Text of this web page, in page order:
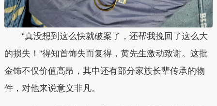
“真没想到这么快就破案了，还帮我挽回了这么大
的损失！”得知首饰失而复得，黄先生激动致谢。这批
金饰不仅价值高昂，其中还有部分家族长辈传承的物
件，对他来说意义非凡。